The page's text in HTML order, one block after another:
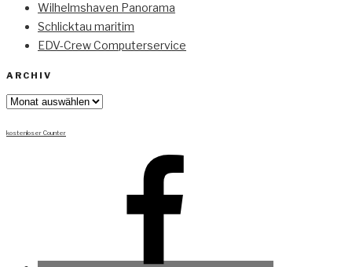
Wilhelmshaven Panorama
Schlicktau maritim
EDV-Crew Computerservice
ARCHIV
Archiv
kostenloser Counter